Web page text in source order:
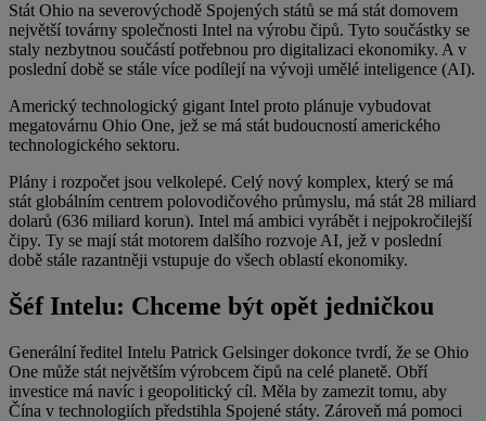
Stát Ohio na severovýchodě Spojených států se má stát domovem
největší továrny společnosti Intel na výrobu čipů. Tyto součástky se
staly nezbytnou součástí potřebnou pro digitalizaci ekonomiky. A v
poslední době se stále více podílejí na vývoji umělé inteligence (AI).
Americký technologický gigant Intel proto plánuje vybudovat
megatovárnu Ohio One, jež se má stát budoucností amerického
technologického sektoru.
Plány i rozpočet jsou velkolepé. Celý nový komplex, který se má
stát globálním centrem polovodičového průmyslu, má stát 28 miliard
dolarů (636 miliard korun). Intel má ambici vyrábět i nejpokročilejší
čipy. Ty se mají stát motorem dalšího rozvoje AI, jež v poslední
době stále razantněji vstupuje do všech oblastí ekonomiky.
Šéf Intelu: Chceme být opět jedničkou
Generální ředitel Intelu Patrick Gelsinger dokonce tvrdí, že se Ohio
One může stát největším výrobcem čipů na celé planetě. Obří
investice má navíc i geopolitický cíl. Měla by zamezit tomu, aby
Čína v technologiích předstihla Spojené státy. Zároveň má pomoci